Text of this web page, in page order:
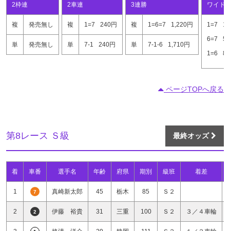
2枠連
複 発売無し
単 発売無し
2車連
複 1=7 240円
単 7-1 240円
3連勝
複 1=6=7 1,220円
単 7-1-6 1,710円
ワイド
1=7
6=7
1=6
ページTOPへ戻る
第8レース Ｓ級 最終オッズ
着 車番 選手名 年齢 府県 期別 級班 着差
1 7 真崎新太郎 45 栃木 85 Ｓ２
2 2 伊藤 裕貴 31 三重 100 Ｓ２ ３／４車輪